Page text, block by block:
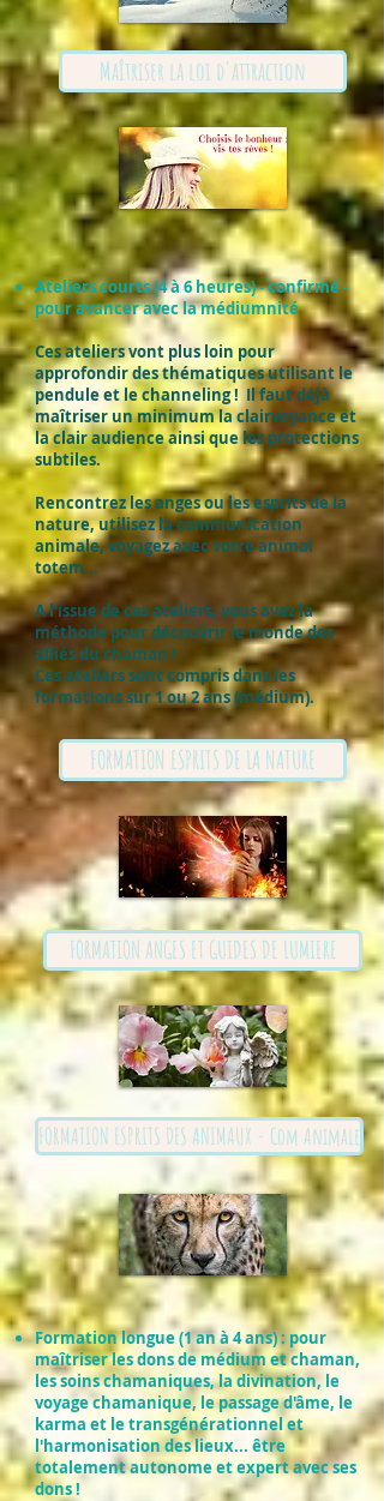
Maîtriser la loi d'attraction
Ateliers courts (4 à 6 heures) - confirmé -
pour avancer avec la médiumnité
Ces ateliers vont plus loin pour
approfondir des thématiques utilisant le
pendule et le channeling ! Il faut déjà
maîtriser un minimum la clairvoyance et
la clair audience ainsi que les protections
subtiles.
Rencontrez les anges ou les esprits de la
nature, utilisez la communication
animale, voyagez avec votre animal
totem...
A l'issue de ces ateliers, vous avez la
méthode pour découvrir le monde des
alliés du chaman !
Ces ateliers sont compris dans les
formations sur 1 ou 2 ans (médium).
FORMATION ESPRITS DE LA NATURE
FORMATION ANGES ET GUIDES DE LUMIERE
FORMATION ESPRITS DES ANIMAUX - Com Animale
Formation longue (1 an à 4 ans) : pour
maîtriser les dons de médium et chaman,
les soins chamaniques, la divination, le
voyage chamanique, le passage d'âme, le
karma et le transgénérationnel et
l'harmonisation des lieux... être
totalement autonome et expert avec ses
dons !